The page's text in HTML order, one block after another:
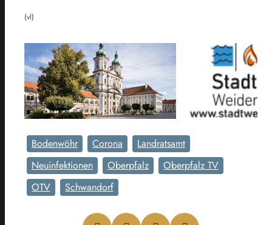
(vl)
Bodenwöhr Corona
Landratsamt
Neuinfektionen
Oberpfalz
Oberpfalz TV
OTV
Schwandorf